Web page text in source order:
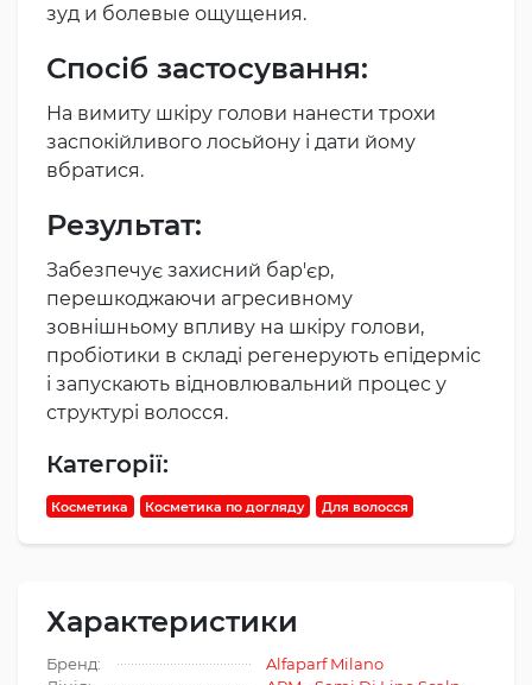
зуд и болевые ощущения.
Спосіб застосування:
На вимиту шкіру голови нанести трохи
заспокійливого лосьйону і дати йому
вбратися.
Результат:
Забезпечує захисний бар'єр,
перешкоджаючи агресивному
зовнішньому впливу на шкіру голови,
пробіотики в складі регенерують епідерміс
і запускають відновлювальний процес у
структурі волосся.
Категорії:
Косметика Косметика по догляду Для волосся
Характеристики
Бренд:
Alfaparf Milano